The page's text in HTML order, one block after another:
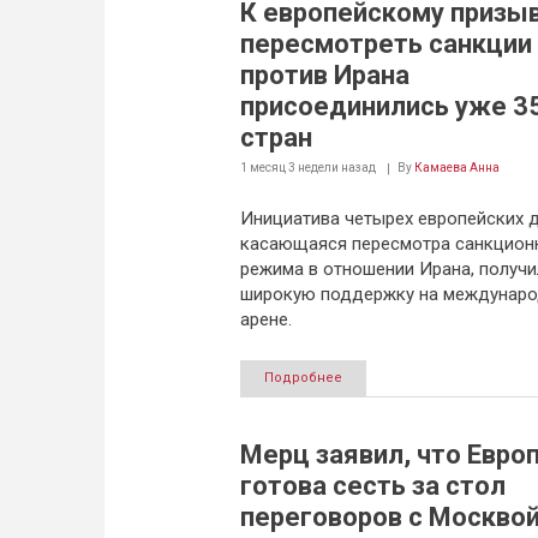
К европейскому
пересмотреть санкции
против Ирана
присоединились уже
стран
1 месяц 3 недели назад By Камаева Анна
Инициатива четырех европейских
касающаяся пересмотра
режима в отношении Ирана,
широкую поддержку на
арене.
Подробнее
Мерц заявил, что
готова сесть за стол
переговоров с Москвой